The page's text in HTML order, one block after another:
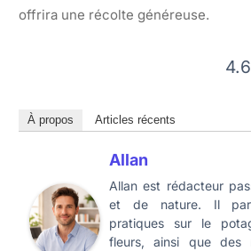
offrira une récolte généreuse.
À propos Articles récents
Allan
Allan est rédacteur
et de nature. Il
pratiques sur le
fleurs, ainsi que des